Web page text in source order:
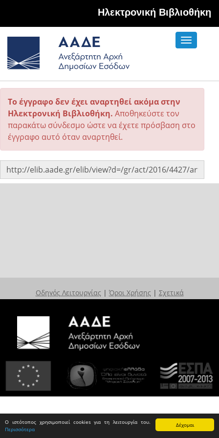
Δέχομαι
Ο ιστότοπος χρησιμοποιεί cookies για τη λειτουργία του.
Περισσότερα
Hλεκτρονική Βιβλιοθήκη
Toggle
Το έγγραφο δεν έχει αναρτηθεί ακόμα στην
Ηλεκτρονική Βιβλιοθήκη. Αποθηκεύστε τον
παρακάτω σύνδεσμο ώστε να έχετε πρόσβαση στο
έγγραφο αυτό όταν αναρτηθεί.
Οδηγός Λειτουργίας | Όροι Χρήσης | Σχετικά